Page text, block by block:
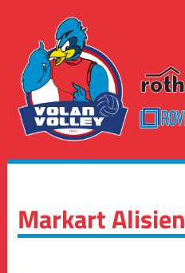
Markart Alisien